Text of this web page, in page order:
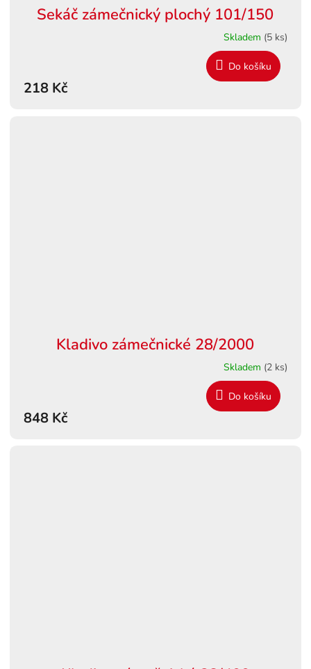
Sekáč zámečnický plochý 101/150
Skladem (5 ks)
218 Kč
Do košíku
Kladivo zámečnické 28/2000
Skladem (2 ks)
848 Kč
Do košíku